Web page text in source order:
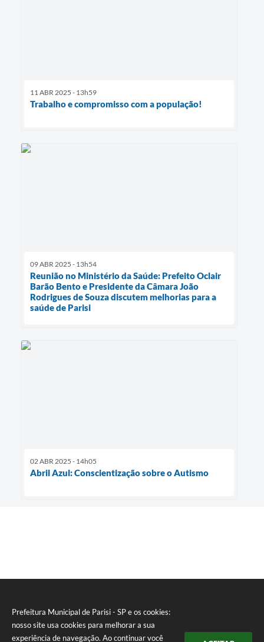
Prefeitura Municipal de Parisi - SP e os cookies:
nosso site usa cookies para melhorar a sua
experiência de navegação. Ao continuar você
11 ABR 2025 - 13h59
Trabalho e compromisso com a população!
09 ABR 2025 - 13h54
Reunião no Ministério da Saúde: Prefeito Oclair
Barão Bento e Presidente da Câmara João
Rodrigues de Souza discutem melhorias para a
saúde de Parisi
02 ABR 2025 - 14h05
Abril Azul: Conscientização sobre o Autismo